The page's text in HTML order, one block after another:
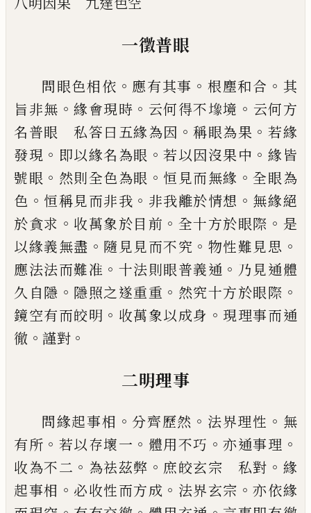
一徵普眼
問眼色相依 。 應有其事 。 根塵和合 。 其
旨非無 。 緣會現時 。 云何得不𫮧境 。 云何方
名普眼 私答曰五緣為因 。稱眼為果 。若緣
發現 。 即以緣名為眼 。若以因沒果中 。 緣皆
號眼 。 然則全色為眼 。 恒見而無緣 。全眼為
色 。 恒稱見而非我 。 非我離於情想 。 無緣絕
於貪求 。 收萬象於目前 。 全十方於眼際 。 是
以緣義無盡 。 隨見見而不究 。 物性難 見思 。
應法法而難准 。 十法則眼普義通 。 乃見通體
久自隱 。 隱照之遂重重 。 然究十方於眼際 。
鏡空有而皎明 。 收萬象以成身 。 現理事而通
徹 。 謹對 。
二明理事
問緣起事相 。 分齊歷然 。 法界理性 。 無
有所 。 若以存壞一 。 體用不巧 。亦通事理 。
收為不二 。 為祛茲弊 。 庶皎玄宗 私對 。 緣
起事相 。 必收性而方成 。 法界玄宗 。亦依緣